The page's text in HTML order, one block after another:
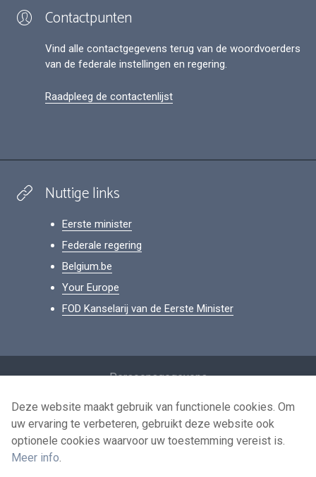
Contactpunten
Vind alle contactgegevens terug van de woordvoerders
van de federale instellingen en regering.
Raadpleeg de contactenlijst
Nuttige links
Eerste minister
Federale regering
Belgium.be
Your Europe
FOD Kanselarij van de Eerste Minister
Persoonsgegevens
Voorwaarden voor het hergebruik
Contacteer ons
Deze website maakt gebruik van functionele cookies. Om
uw ervaring te verbeteren, gebruikt deze website ook
optionele cookies waarvoor uw toestemming vereist is.
Meer info.